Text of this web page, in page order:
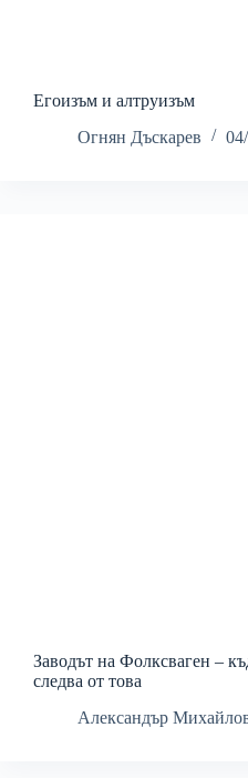
Егоизъм и алтруизъм
Огнян Дъскарев
Заводът на Фолксваген –
следва от това
Александър